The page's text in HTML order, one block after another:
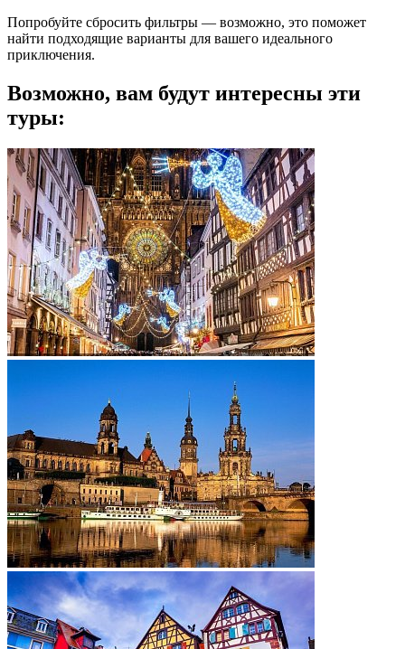
Попробуйте сбросить фильтры — возможно, это поможет
найти подходящие варианты для вашего идеального
приключения.
Возможно, вам будут интересны эти
туры: